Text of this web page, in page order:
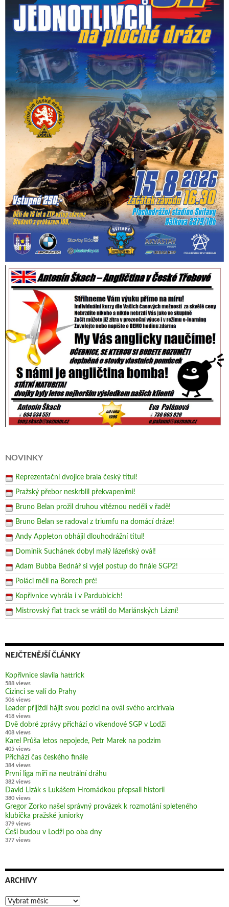
NOVINKY
Reprezentační dvojice brala český titul!
Pražský přebor neskrblil překvapeními!
Bruno Belan prožil druhou vítěznou neděli v řadě!
Bruno Belan se radoval z triumfu na domácí dráze!
Andy Appleton obhájil dlouhodrážní titul!
Dominik Suchánek dobyl malý lázeňský ovál!
Adam Bubba Bednář si vyjel postup do finále SGP2!
Poláci měli na Borech pré!
Kopřivnice vyhrála i v Pardubicích!
Mistrovský flat track se vrátil do Mariánských Lázní!
NEJČTENĚJŠÍ ČLÁNKY
Kopřivnice slavila hattrick
588 views
Cizinci se valí do Prahy
506 views
Leader přijíždí hájit svou pozici na ovál svého arcirivala
418 views
Dvě dobré zprávy přichází o víkendové SGP v Lodži
408 views
Karel Průša letos nepojede, Petr Marek na podzim
405 views
Přichází čas českého finále
384 views
První liga míří na neutrální dráhu
382 views
David Lizák s Lukášem Hromádkou přepsali historii
380 views
Gregor Zorko našel správný provázek k rozmotání spleteného
klubíčka pražské juniorky
379 views
Češi budou v Lodži po oba dny
377 views
ARCHIVY
Archivy